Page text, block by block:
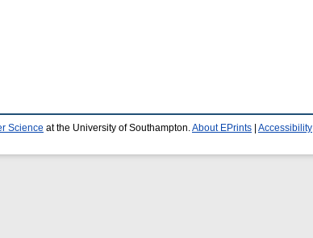
Science at the University of Southampton. About EPrints Accessibility